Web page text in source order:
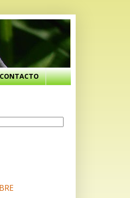
CONTACTO